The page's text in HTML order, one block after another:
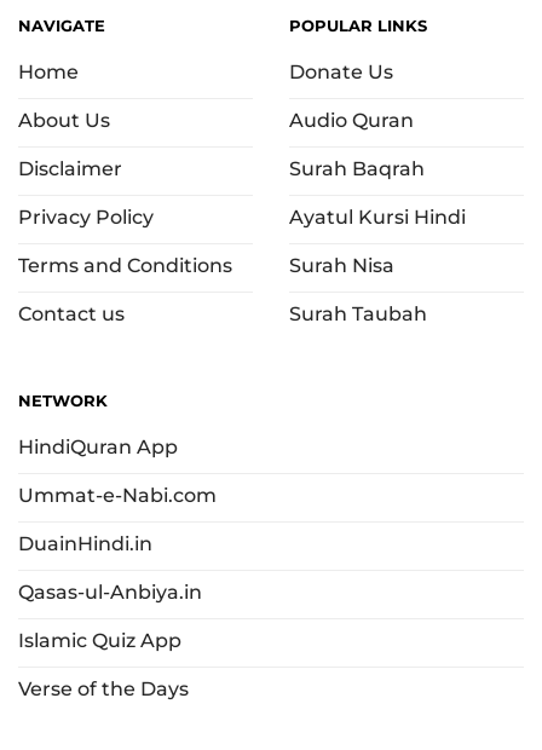
NAVIGATE
Home
About Us
Disclaimer
Privacy Policy
Terms and Conditions
Contact us
POPULAR LINKS
Donate Us
Audio Quran
Surah Baqrah
Ayatul Kursi Hindi
Surah Nisa
Surah Taubah
NETWORK
HindiQuran App
Ummat-e-Nabi.com
DuainHindi.in
Qasas-ul-Anbiya.in
Islamic Quiz App
Verse of the Days